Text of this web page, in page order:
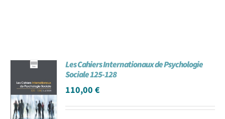
Les Cahiers Internationaux de Psychologie
Sociale 125-128
110,00€